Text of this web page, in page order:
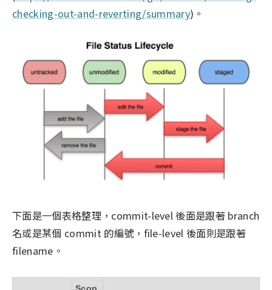
checking-out-and-reverting/summary)。
下面是一個表格整理，commit-level 後面是跟著 branch
名或是某個 commit 的編號，file-level 後面則是跟著
filename。